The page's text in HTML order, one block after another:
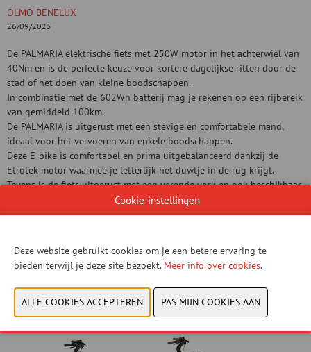
OLMO BENELUX
26/09/2025
De PALMARIA elektrische fiets met 250W motor in het achterwiel van
40Nm en is de perfecte keuze voor kortere dagelijkse ritten door de
stad of het doen van kleine boodschappen.
In combinatie met de 602Wh batterij mag je rekenen op een rijbereik
van gemiddeld 100km.
De PALMARIA is uitgerust met een stevige en comfortabele mand,
ideaal voor het vervoeren van enkele boodschappen.
Deze E-bike is comfortabel en prima uitgebalanceerd dankzij de
Etrotek motor waarmee je letterlijk het duwtje in de rug krijgt.
Tevens is de fiets uitgerust met een verende vork en ook beschikbaar
CONTACTEER ONS!
Cookie-instellingen
Deze website gebruikt cookies om je een betere ervaring te
bieden terwijl je deze site bezoekt. Meer info over cookies.